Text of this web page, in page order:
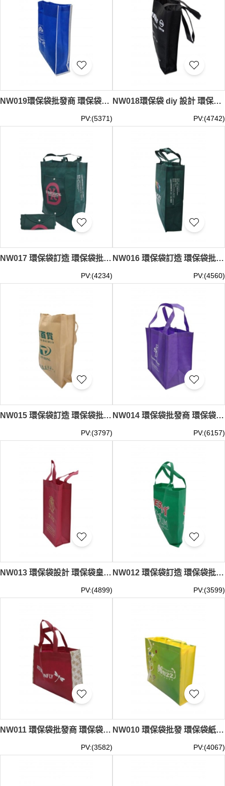
NW019環保袋批發商 環保袋diy #25*30cm
PV:(5371)
NW018環保袋 diy 設計 環保袋 #25*35*10cm
PV:(4742)
NW017 環保袋訂造 環保袋批發 環保袋來版訂製 #38*30*10cm
PV:(4234)
NW016 環保袋訂造 環保袋批發商 #35*45*12cm
PV:(4560)
NW015 環保袋訂造 環保袋批發商 #30*38*10cm
PV:(3797)
NW014 環保袋批發商 環保袋 diy 設計 #40*30*10cm
PV:(6157)
NW013 環保袋設計 環保袋皇 #25*35*10cm
PV:(4899)
NW012 環保袋訂造 環保袋批發商 #38*32*10cm
PV:(3599)
NW011 環保袋批發商 環保袋訂製 diy 設計環保袋 #30*40*10cm
PV:(3582)
NW010 環保袋批發 環保袋紙樣 环保袋訂製 #35*45*10cm
PV:(4067)